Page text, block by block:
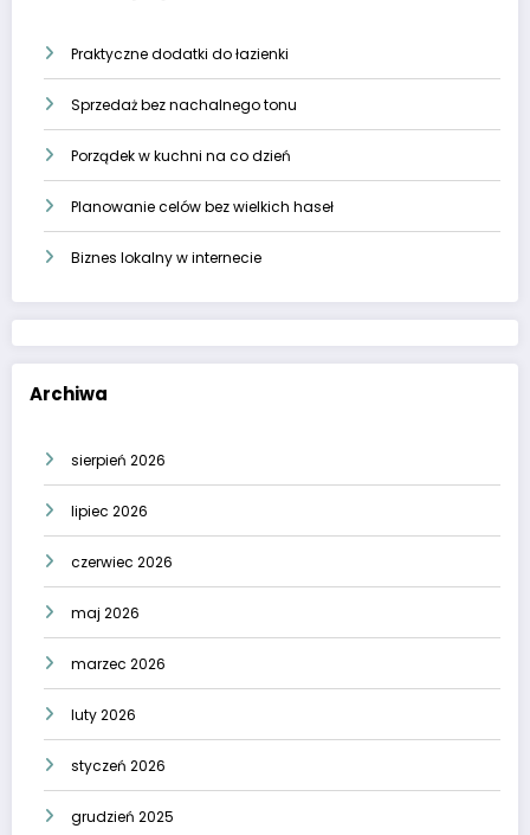
Praktyczne dodatki do łazienki
Sprzedaż bez nachalnego tonu
Porządek w kuchni na co dzień
Planowanie celów bez wielkich haseł
Biznes lokalny w internecie
Archiwa
sierpień 2026
lipiec 2026
czerwiec 2026
maj 2026
marzec 2026
luty 2026
styczeń 2026
grudzień 2025